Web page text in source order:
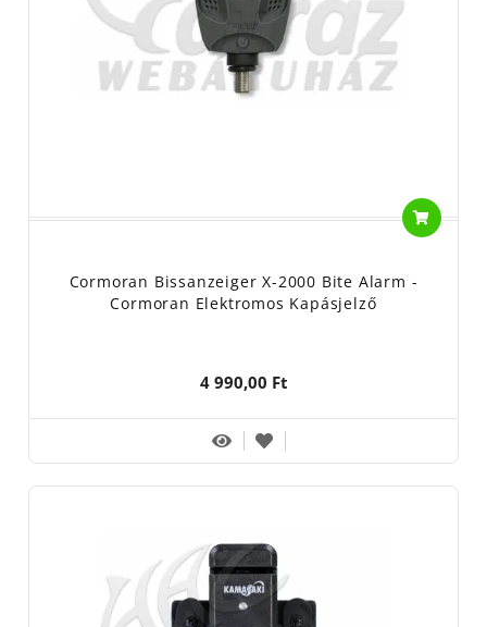
Cormoran Bissanzeiger X-2000 Bite Alarm -
Cormoran Elektromos Kapásjelző
4 990,00 Ft